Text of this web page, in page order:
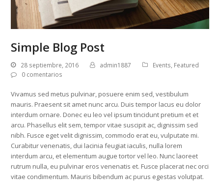
Simple Blog Post
28 septiembre, 2016 admin1887 Events, Featured
0 comentarios
Vivamus sed metus pulvinar, posuere enim sed, vestibulum
mauris. Praesent sit amet nunc arcu. Duis tempor lacus eu dolor
interdum ornare. Donec eu leo vel ipsum tincidunt pretium et et
arcu. Phasellus elit sem, tempor vitae suscipit ac, dignissim sed
nibh. Fusce eget velit dignissim, commodo erat eu, vulputate mi.
Curabitur venenatis, dui lacinia feugiat iaculis, nulla lorem
interdum arcu, et elementum augue tortor vel leo. Nunc laoreet
rutrum nulla, eu pulvinar eros venenatis et. Fusce placerat nec orci
vitae condimentum. Mauris bibendum ac purus egestas volutpat.